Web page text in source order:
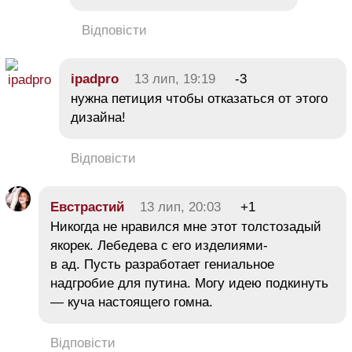
Відповісти
ipadpro 13 лип, 19:19
-3
нужна петиция чтобы отказаться от этого
дизайна!
Відповісти
Евстрастий 13 лип, 20:03
+1
Никогда не нравился мне этот толстозадый
якорек. Лебедева с его изделиями-
в ад. Пусть разработает гениальное
надгробие для путина. Могу идею подкинуть
— куча настоящего гомна.
Відповісти